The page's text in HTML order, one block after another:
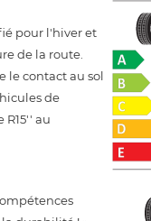
pour l'hiver et
de la route.
le contact au sol
de
au